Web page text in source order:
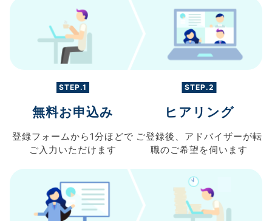
STEP.1
無料お申込み
登録フォームから 1分ほどで
ご入力 いただけます
STEP.2
ヒアリング
ご登録後、 アドバイザーが転
職のご希望を伺います